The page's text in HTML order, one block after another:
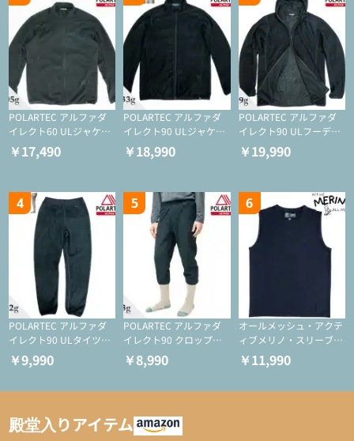
POLARTEC アルファダ
イレクト60 ULジャケッ
ト（登山/ミドルレイヤ
ー/化繊ジャケット）
￥17,490
POLARTEC アルファダ
イレクト90 ULジャケッ
ト（アクティブインサレ
ーション/ミドルレイヤ
￥18,990
POLARTEC アルファダ
イレクト90 ULフーディ
（アクティブインサレー
ション/ミドルレイヤー/
￥19,990
4
POLARTEC アルファダ
イレクト90 ULタイツ
（アクティブインサレー
ション/テント泊用パジ
￥9,990
5
POLARTEC アルファダ
イレクト90 クロップド
ULタイツ（アクティブ
インサレーション/テン
￥8,990
6
オールメッシュ・アクテ
ィブメリノ・スリーブレ
ス
￥11,990
殿堂入りアイテム